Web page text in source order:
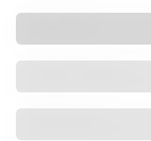
Draagzakken
Heuptas / Riemtasje
Weekendtassen